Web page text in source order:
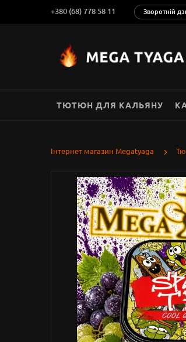
+380 (68) 778 58 11 Зворотній
ТЮТЮН ДЛЯ КАЛЬЯНУ
Інтернет магазин Megatyaga